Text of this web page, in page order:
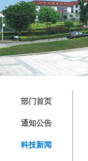
部门首页
通知公告
科技新闻